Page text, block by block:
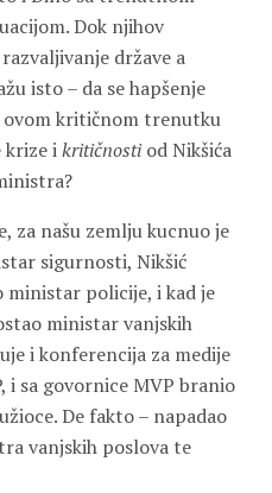
Dok njihov
države a
isto – da se hapšenje
ovom kritičnom trenutku
krize ikritičnostiod Nikšića
za našu zemlju kucnuo je
sigurnosti, Nikšić
ministar policije, i kad je
ministar vanjskih
i konferencija za medije
i sa govornice MVP branio
De fakto – napadao
vanjskih poslova te